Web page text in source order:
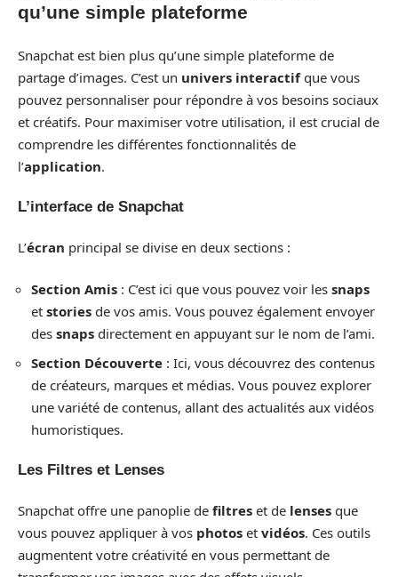
qu’une simple plateforme
Snapchat est bien plus qu’une simple plateforme de
partage d’images. C’est un univers interactifque vous
pouvez personnaliser pour répondre à vos besoins sociaux
et créatifs. Pour maximiser votre utilisation, il est crucial de
comprendre les différentes fonctionnalités de
l’application.
L’interface de Snapchat
L’écran principal se divise en deux sections :
Section Amis : C’est ici que vous pouvez voir les snaps
et stories de vos amis. Vous pouvez également envoyer
des snaps directement en appuyant sur le nom de l’ami.
Section Découverte : Ici, vous découvrez des contenus
de créateurs, marques et médias. Vous pouvez explorer
une variété de contenus, allant des actualités aux vidéos
humoristiques.
Les Filtres et Lenses
Snapchat offre une panoplie de filtres et de lenses que
vous pouvez appliquer à vos photos et vidéos. Ces outils
augmentent votre créativité en vous permettant de